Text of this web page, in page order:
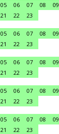
05 06 07 08 09
21 22
23
05 06 07 08 09
21 22
23
05 06 07 08 09
21 22
23
05 06 07 08 09
21 22
23
05 06 07 08 09
21 22
23